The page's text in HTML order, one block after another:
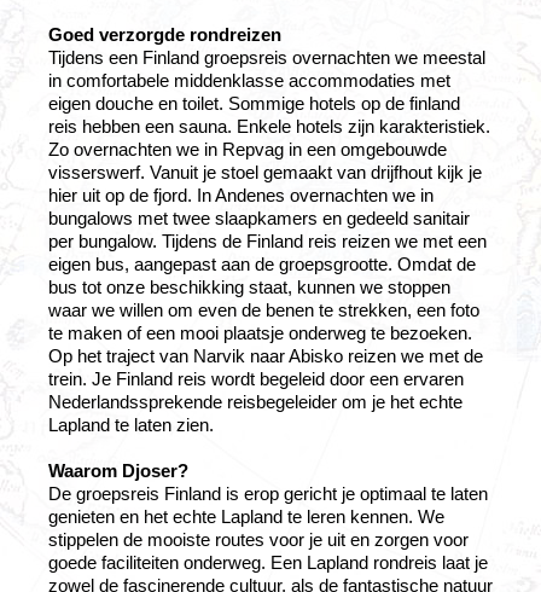
Goed verzorgde rondreizen
Tijdens een Finland groepsreis overnachten we meestal
in comfortabele middenklasse accommodaties met
eigen douche en toilet. Sommige hotels op de finland
reis hebben een sauna. Enkele hotels zijn karakteristiek.
Zo overnachten we in Repvag in een omgebouwde
visserswerf. Vanuit je stoel gemaakt van drijfhout kijk je
hier uit op de fjord. In Andenes overnachten we in
bungalows met twee slaapkamers en gedeeld sanitair
per bungalow. Tijdens de Finland reis reizen we met een
eigen bus, aangepast aan de groepsgrootte. Omdat de
bus tot onze beschikking staat, kunnen we stoppen
waar we willen om even de benen te strekken, een foto
te maken of een mooi plaatsje onderweg te bezoeken.
Op het traject van Narvik naar Abisko reizen we met de
trein. Je Finland reis wordt begeleid door een ervaren
Nederlandssprekende reisbegeleider om je het echte
Lapland te laten zien.
Waarom Djoser?
De groepsreis Finland is erop gericht je optimaal te laten
genieten en het echte Lapland te leren kennen. We
stippelen de mooiste routes voor je uit en zorgen voor
goede faciliteiten onderweg. Een Lapland rondreis laat je
zowel de fascinerende cultuur, als de fantastische natuur